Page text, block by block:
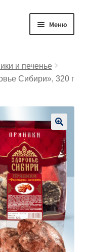
Меню
и печенье
Сибири», 320 г
🔍